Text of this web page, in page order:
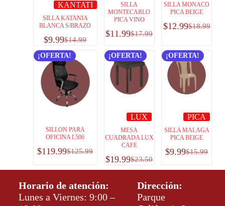
KANTATI
SILLA KATANIA
BLANCA S/BRAZO
$14.99
$9.99
SILLA
MONTECARLO
PICA VINO
$17.99
$11.99
SILLA MONACO
PICA BEIGE
$18.99
$12.99
¡OFERTA!
SILLON PARA
OFICINA L506
$125.99
$119.99
¡OFERTA!
LUX
MESA
CUADRADA LUX
CAFE
$23.50
$19.99
¡OFERTA!
PICA
SILLA MALAGA
PICA BEIGE
$15.99
$9.99
Horario de atención:
Lunes a Viernes: 9:00 –
Dirección:
Parque